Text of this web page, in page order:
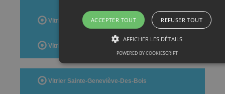
Vitrier Corbeil-Essonnes
Vitrier Savigny-Sur-Orge
Vitrier Sainte-Geneviève-Des-Bois
ACCEPTER TOUT REFUSER TOUT
AFFICHER LES DÉTAILS
POWERED BY COOKIESCRIPT